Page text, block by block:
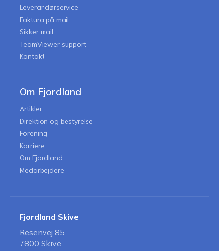
Leverandørservice
Faktura på mail
Sikker mail
TeamViewer support
Kontakt
Om Fjordland
Artikler
Direktion og bestyrelse
Forening
Karriere
Om Fjordland
Medarbejdere
Fjordland Skive
Resenvej 85
7800 Skive